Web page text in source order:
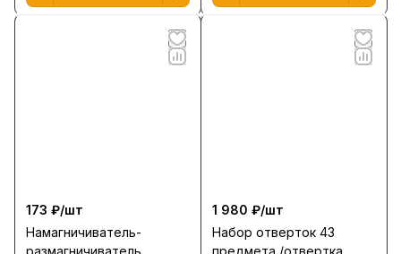
173 ₽/шт
Намагничиватель-
размагничиватель
1 980 ₽/шт
Набор отверток 43
предмета /отвертка